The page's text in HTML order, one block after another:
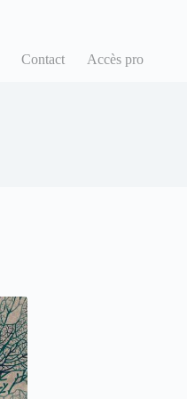
Contact Accès pro